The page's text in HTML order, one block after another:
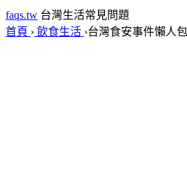
faqs.tw 台灣生活常見問題
首頁 › 飲食生活 ›台灣食安事件懶人